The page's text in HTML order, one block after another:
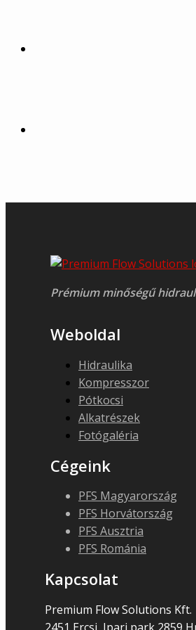
Prémium minőségű
Weboldal
Hidraulika
Kompresszor
Pótkocsi
Alkatrészek
Fotógaléria
Cégeink
PFS Magyarország
PFS Horvátország
PFS Ausztria
PFS Románia
Kapcsolat
Premium Flow Solutions Kft.
2451 Ercsi, Ipari park 2859